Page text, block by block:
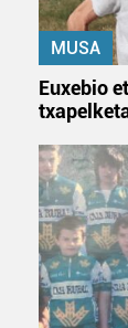
MUSA
Euxebio